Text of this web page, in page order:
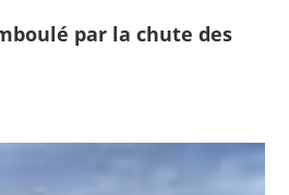
par la chute des